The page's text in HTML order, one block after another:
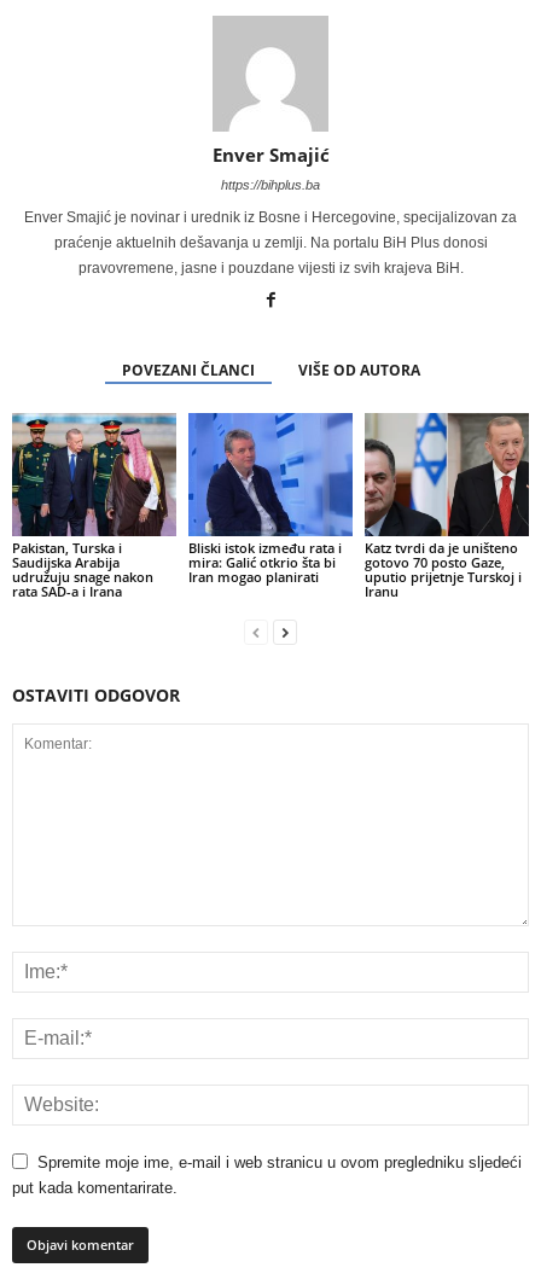
Enver Smajić
https://bihplus.ba
Enver Smajić je novinar i urednik iz Bosne i Hercegovine, specijalizovan za
praćenje aktuelnih dešavanja u zemlji. Na portalu BiH Plus donosi
pravovremene, jasne i pouzdane vijesti iz svih krajeva BiH.
POVEZANI ČLANCI VIŠE OD AUTORA
Pakistan, Turska i
Saudijska Arabija
udružuju snage nakon
rata SAD-a i Irana
Bliski istok između rata i
mira: Galić otkrio šta bi
Iran mogao planirati
Katz tvrdi da je uništeno
gotovo 70 posto Gaze,
uputio prijetnje Turskoj i
Iranu
OSTAVITI ODGOVOR
Spremite moje ime, e-mail i web stranicu u ovom pregledniku sljedeći
put kada komentarirate.